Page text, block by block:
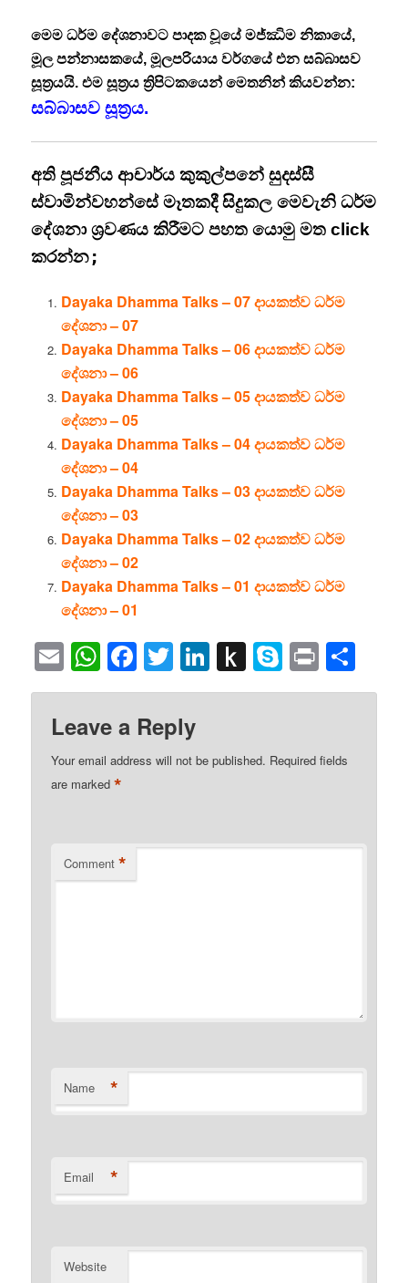
මෙම ධර්ම දේශනාවට පාදක වූයේ මජ්‌ඣිම නිකායේ,
මූල පන්නාසකයේ, මූලපරියාය වර්ගයේ එන සබ්බාසව
සූත්‍රයයි. එම සූත්‍රය ත්‍රිපිටකයෙන් මෙතනින් කියවන්න:
සබ්බාසව සූත්‍රය.
අති පූජනීය ආචාර්ය කුකුල්පනේ සුදස්සී
ස්වාමින්වහන්සේ මෑතකදී සිදුකල මෙවැනි ධර්ම
දේශනා ශ්‍රවණය කිරීමට පහත යොමු මත click
කරන්න;
Dayaka Dhamma Talks – 07 දායකත්ව ධර්ම
දේශනා – 07
Dayaka Dhamma Talks – 06 දායකත්ව ධර්ම
දේශනා – 06
Dayaka Dhamma Talks – 05 දායකත්ව ධර්ම
දේශනා – 05
Dayaka Dhamma Talks – 04 දායකත්ව ධර්ම
දේශනා – 04
Dayaka Dhamma Talks – 03 දායකත්ව ධර්ම
දේශනා – 03
Dayaka Dhamma Talks – 02 දායකත්ව ධර්ම
දේශනා – 02
Dayaka Dhamma Talks – 01 දායකත්ව ධර්ම
දේශනා – 01
EmailWhatsApp
Facebook
Twitter
LinkedIn
Push
to
Skype
Print
Leave a Reply
Your email address will not be published. Required fields
are marked*
Comment *
Name *
Email *
Website